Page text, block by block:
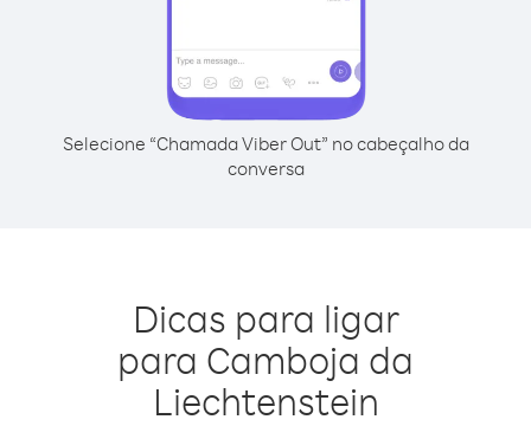
Selecione “Chamada Viber Out” no cabeçalho da
conversa
Dicas para ligar
para Camboja da
Liechtenstein